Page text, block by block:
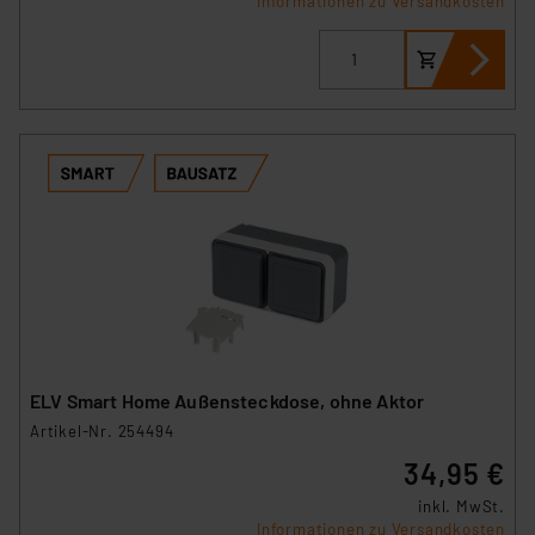
Die Rechtmäßigkeit der Speicherung, Abrufung und
Weiterverarbeitung dieser Daten zur Auswertung und
Analyse bis zum Zeitpunkt des Widerrufs bleibt hiervon
gespeichert werden und dieses Banner erneut
angezeigt wird.
„Einige Drittanbieter verarbeiten personenbezogene
Daten in den USA. Ihre Einwilligung zur Einbindung von
Cookies dieser Drittanbieter umfasst daher ggf. auch
die Verarbeitung Ihrer Daten in den USA gemäß Art. 49
der Datenschutzerklärung. Für die USA besteht kein
Angemessenheitsbeschluss der EU. Dies bedeutet,
Datenschutz nach EU-Standards eingestuft wird. So
besteht etwa das Risiko, dass US-Behörden
ELV Smart Home Außensteckdose, ohne Aktor
Artikel-Nr. 254494
34,95 €
inkl. MwSt.
Informationen zu Versandkosten